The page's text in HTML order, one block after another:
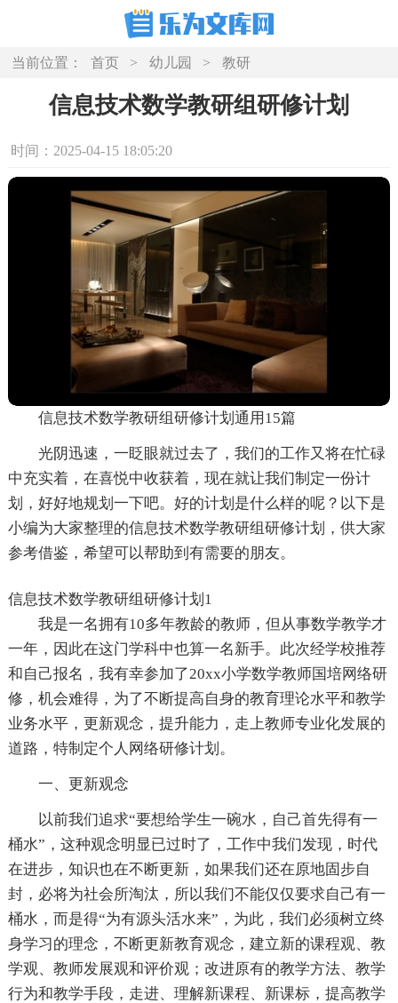
当前位置： 首页 > 幼儿园 > 教研
信息技术数学教研组研修计划
时间：2025-04-15 18:05:20
信息技术数学教研组研修计划通用15篇
光阴迅速，一眨眼就过去了，我们的工作又将在忙碌
中充实着，在喜悦中收获着，现在就让我们制定一份计
划，好好地规划一下吧。好的计划是什么样的呢？以下是
小编为大家整理的信息技术数学教研组研修计划，供大家
参考借鉴，希望可以帮助到有需要的朋友。
信息技术数学教研组研修计划1
我是一名拥有10多年教龄的教师，但从事数学教学才
一年，因此在这门学科中也算一名新手。此次经学校推荐
和自己报名，我有幸参加了20xx小学数学教师国培网络研
修，机会难得，为了不断提高自身的教育理论水平和教学
业务水平，更新观念，提升能力，走上教师专业化发展的
道路，特制定个人网络研修计划。
一、更新观念
以前我们追求“要想给学生一碗水，自己首先得有一
桶水”，这种观念明显已过时了，工作中我们发现，时代
在进步，知识也在不断更新，如果我们还在原地固步自
封，必将为社会所淘汰，所以我们不能仅仅要求自己有一
桶水，而是得“为有源头活水来”，为此，我们必须树立终
身学习的理念，不断更新教育观念，建立新的课程观、教
学观、教师发展观和评价观；改进原有的教学方法、教学
行为和教学手段，走进、理解新课程、新课标，提高教学